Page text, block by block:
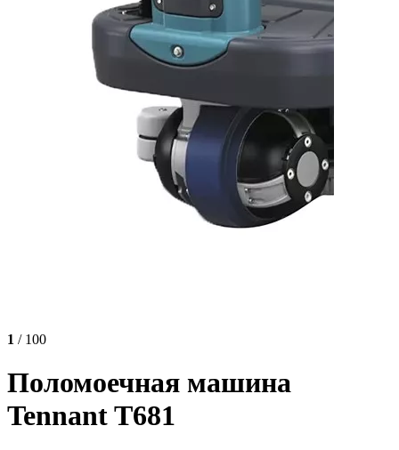
1 / 100
Поломоечная машина
Tennant T681